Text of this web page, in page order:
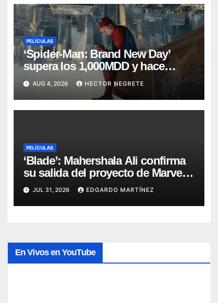
PELÍCULAS
‘Spider-Man: Brand New Day’
supera los 1,000MDD y hace
historia en taquilla
AUG 4, 2026 HECTOR NEGRETE
PELÍCULAS
‘Blade’: Mahershala Ali confirma
su salida del proyecto de Marvel
Studios
JUL 31, 2026 EDGARDO MARTÍNEZ
En Vivos en YouTube